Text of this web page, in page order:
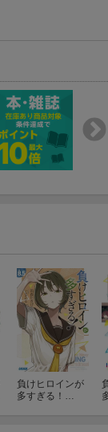
負けヒロインが
多すぎる！